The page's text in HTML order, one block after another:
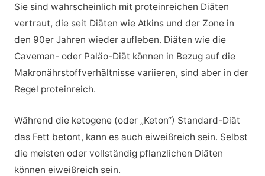
Sie sind wahrscheinlich mit proteinreichen Diäten
vertraut, die seit Diäten wie Atkins und der Zone in
den 90er Jahren wieder aufleben. Diäten wie die
Caveman- oder Paläo-Diät können in Bezug auf die
Makronährstoffverhältnisse variieren, sind aber in der
Regel proteinreich.
Während die ketogene (oder „Keton“) Standard-Diät
das Fett betont, kann es auch eiweißreich sein. Selbst
die meisten oder vollständig pflanzlichen Diäten
können eiweißreich sein.